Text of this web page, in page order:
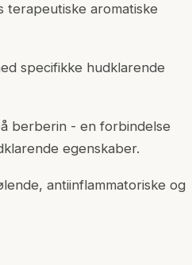
aromatiske
specifikke hudklarende
berberin - en forbindelse
egenskaber.
antiinflammatoriske og